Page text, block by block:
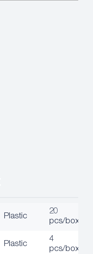
Plastic
20
pcs/box
Plastic
4
pcs/box